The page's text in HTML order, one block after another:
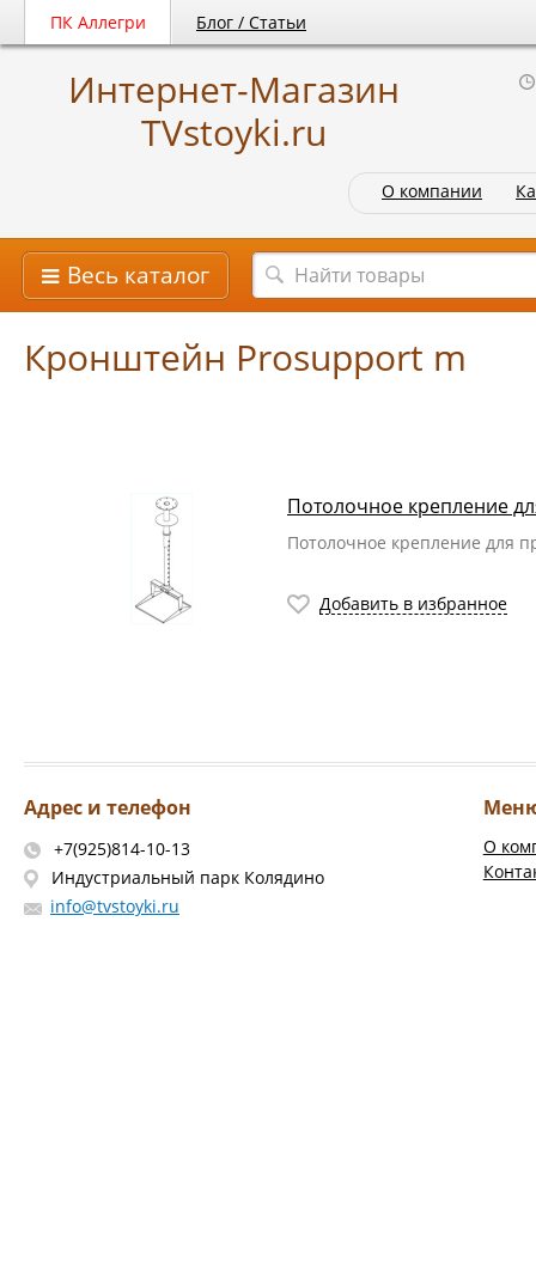
ПК Аллегри Блог / Статьи
Интернет-Магазин
TVstoyki.ru
О компании
Весь каталог
Кронштейн Prosupport m
Потолочное крепление
Потолочное крепление для
Добавить в избранное
Адрес и телефон
+7(925)814-10-13
Индустриальный парк Колядино
info@tvstoyki.ru
О